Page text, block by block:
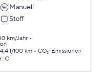
Manuell
Stoff
km/Jahr
4,4 l/100 km
CO₂-Emissionen
: C